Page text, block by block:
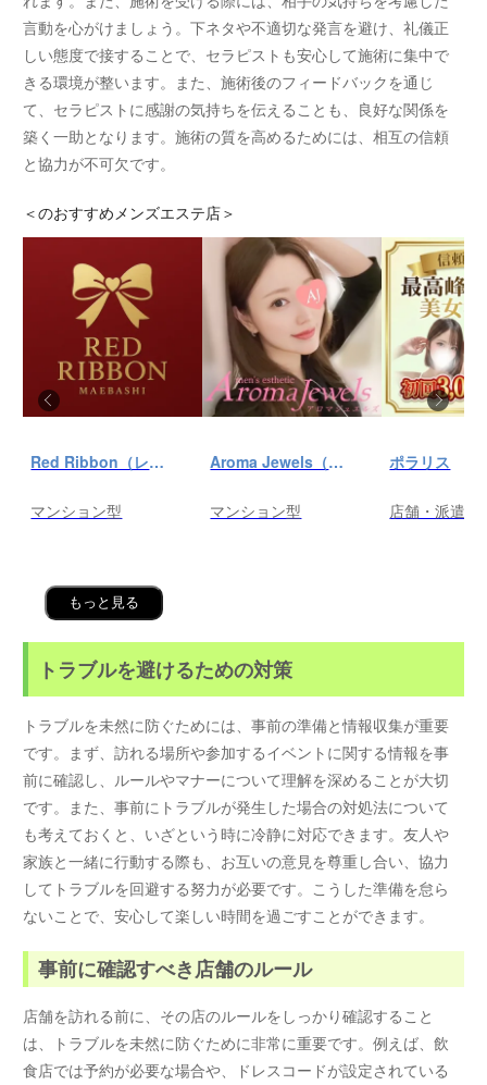
言動を心がけましょう。下ネタや不適切な発言を避け、礼儀正
しい態度で接することで、セラピストも安心して施術に集中で
きる環境が整います。また、施術後のフィードバックを通じ
て、セラピストに感謝の気持ちを伝えることも、良好な関係を
築く一助となります。施術の質を高めるためには、相互の信頼
と協力が不可欠です。
＜のおすすめメンズエステ店＞
Red Ribbon（レッドリボン）前橋
マンション型
Aroma Jewels（アロマ ジュエルズ）秋葉原ルーム
マンション型
ポラリス
店舗・派遣
もっと見る
トラブルを避けるための対策
トラブルを未然に防ぐためには、事前の準備と情報収集が重要
です。まず、訪れる場所や参加するイベントに関する情報を事
前に確認し、ルールやマナーについて理解を深めることが大切
です。また、事前にトラブルが発生した場合の対処法について
も考えておくと、いざという時に冷静に対応できます。友人や
家族と一緒に行動する際も、お互いの意見を尊重し合い、協力
してトラブルを回避する努力が必要です。こうした準備を怠ら
ないことで、安心して楽しい時間を過ごすことができます。
事前に確認すべき店舗のルール
店舗を訪れる前に、その店のルールをしっかり確認すること
は、トラブルを未然に防ぐために非常に重要です。例えば、飲
食店では予約が必要な場合や、ドレスコードが設定されている